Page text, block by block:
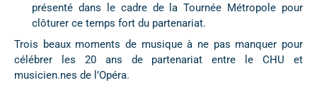
présenté dans le cadre de la Tournée Métropole pour
clôturer ce temps fort du partenariat.
Trois beaux moments de musique à ne pas manquer pour
célébrer les 20 ans de partenariat entre le CHU et
musicien.nes de l’Opéra.